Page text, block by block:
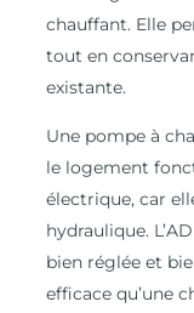
chauffant. Elle
tout en
existante.
Une pompe à
le logement
électrique, car
hydraulique.
bien réglée et
efficace qu’une